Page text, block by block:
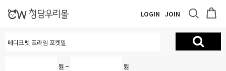
LOGIN JOIN
원 ~ 원